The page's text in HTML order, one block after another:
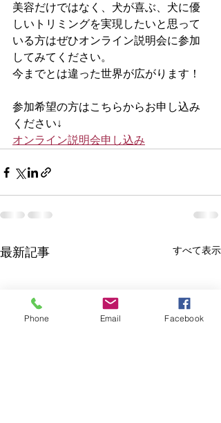
美容だけではなく、犬が喜ぶ、犬に優
しいトリミングを実現したいと思って
いる方はぜひオンライン説明会に参加
してみてください。
今までとは違った世界が広がります！
参加希望の方はこちらからお申し込み
ください↓
オンライン説明会申し込み
最新記事 すべて表示
Phone Email Facebook